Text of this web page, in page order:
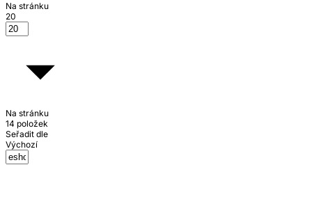
Na stránku
20
Na stránku
14 položek
Seřadit dle
Výchozí